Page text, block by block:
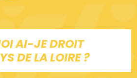
AI-JE DROIT
DE LA LOIRE ?